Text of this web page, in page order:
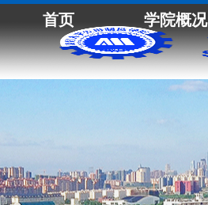
首页 学院概况